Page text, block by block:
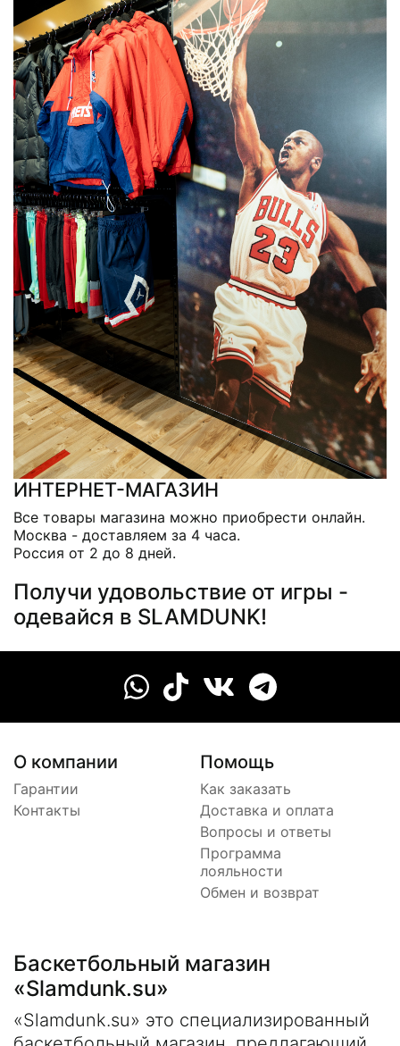
ИНТЕРНЕТ-МАГАЗИН
Все товары магазина можно приобрести онлайн.
Москва - доставляем за 4 часа.
Россия от 2 до 8 дней.
Получи удовольствие от игры -
одевайся в SLAMDUNK!
О компании
Гарантии
Контакты
Помощь
Как заказать
Доставка и оплата
Вопросы и ответы
Программа
лояльности
Обмен и возврат
Баскетбольный магазин
«Slamdunk.su»
«Slamdunk.su» это специализированный